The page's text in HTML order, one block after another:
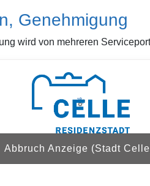
Genehmigung
wird von mehreren
Abbruch Anzeige (Stadt